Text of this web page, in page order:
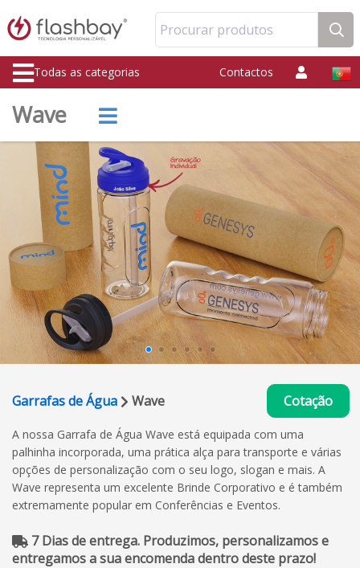
Procurar produtos
Todas as categorias Contactos
Wave
Garrafas de Água Wave Cotação
A nossa Garrafa de Água Wave está equipada com uma
palhinha incorporada, uma prática alça para transporte e várias
opções de personalização com o seu logo, slogan e mais. A
Wave representa um excelente Brinde Corporativo e é também
extremamente popular em Conferências e Eventos.
7 Dias de entrega. Produzimos, personalizamos e
entregamos a sua encomenda dentro deste prazo!